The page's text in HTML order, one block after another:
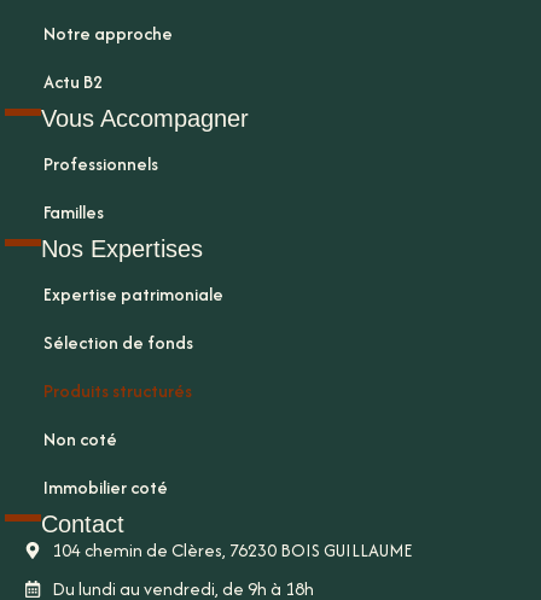
Notre approche
Actu B2
Vous Accompagner
Professionnels
Familles
Nos Expertises
Expertise patrimoniale
Sélection de fonds
Produits structurés
Non coté
Immobilier coté
Contact
104 chemin de Clères, 76230 BOIS GUILLAUME
Du lundi au vendredi, de 9h à 18h